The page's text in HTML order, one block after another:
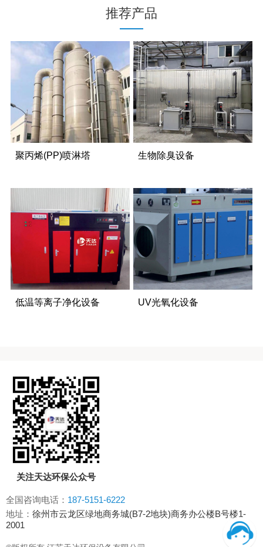
推荐产品
聚丙烯(PP)喷淋塔 生物除臭设备
低温等离子净化设备 UV光氧化设备
关注天达环保公众号
全国咨询电话： 187-5151-6222
地址： 徐州市云龙区绿地商务城(B7-2地块)商务办公楼B号楼1-
2001